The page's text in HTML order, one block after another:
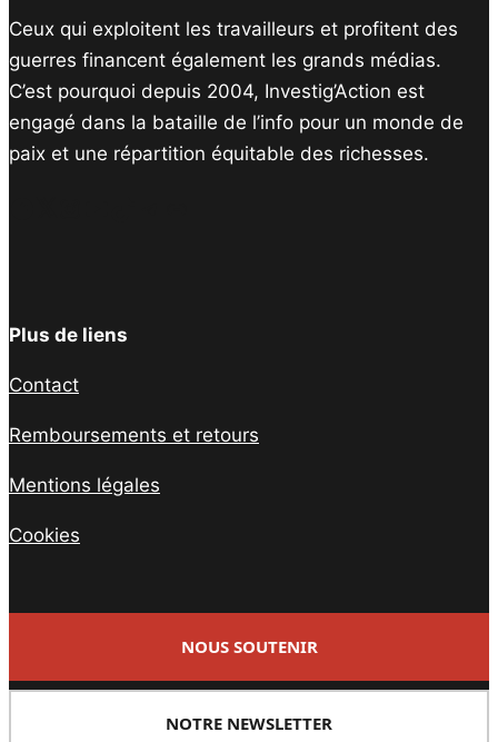
Ceux qui exploitent les travailleurs et profitent des
guerres financent également les grands médias.
C’est pourquoi depuis 2004, Investig’Action est
engagé dans la bataille de l’info pour un monde de
paix et une répartition équitable des richesses.
Plus de liens
Contact
Remboursements et retours
Mentions légales
Cookies
NOUS SOUTENIR
NOTRE NEWSLETTER